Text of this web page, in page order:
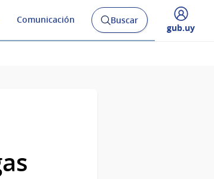
Comunicación
Abrir
buscador
Buscar
Desplegar
gub.uy